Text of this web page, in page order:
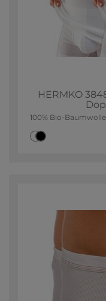
HERMKO
100% Bio-Baumwolle